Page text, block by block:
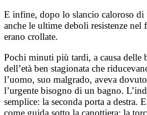
E infine, dopo lo slancio caloroso di
anche le ultime deboli resistenze nel
erano crollate.
Pochi minuti più tardi, a causa delle
dell’età ben stagionata che
l’uomo, suo malgrado, aveva
l’urgente bisogno di un bagno.
semplice: la seconda porta a destra.
come guida sotto la canottiera: la